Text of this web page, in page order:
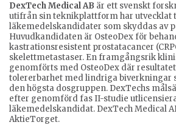
DexTech Medical AB är ett svenskt
utifrån sin teknikplattform har utvecklat
läkemedelskandidater som skyddas av
Huvudkandidaten är OsteoDex för
kastrationsresistent prostatacancer
skelettmetastaser. En framgångsrik
genomförts med OsteoDex där
tolererbarhet med lindriga biverkningar
den högsta dosgruppen. DexTechs
efter genomförd fas II-studie
läkemedelskandidat. DexTech Medical
AktieTorget.